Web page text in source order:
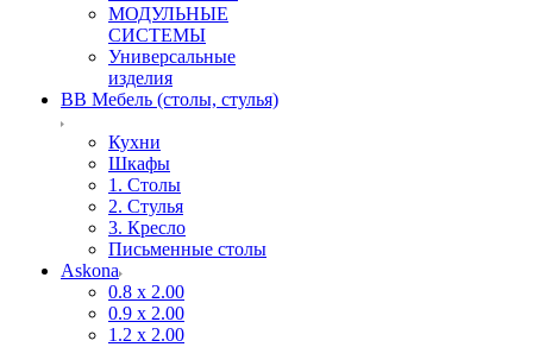
МОДУЛЬНЫЕ
СИСТЕМЫ
Универсальные
изделия
ВВ Мебель (столы, стулья)
Кухни
Шкафы
1. Столы
2. Стулья
3. Кресло
Письменные столы
Askona
0.8 х 2.00
0.9 х 2.00
1.2 х 2.00